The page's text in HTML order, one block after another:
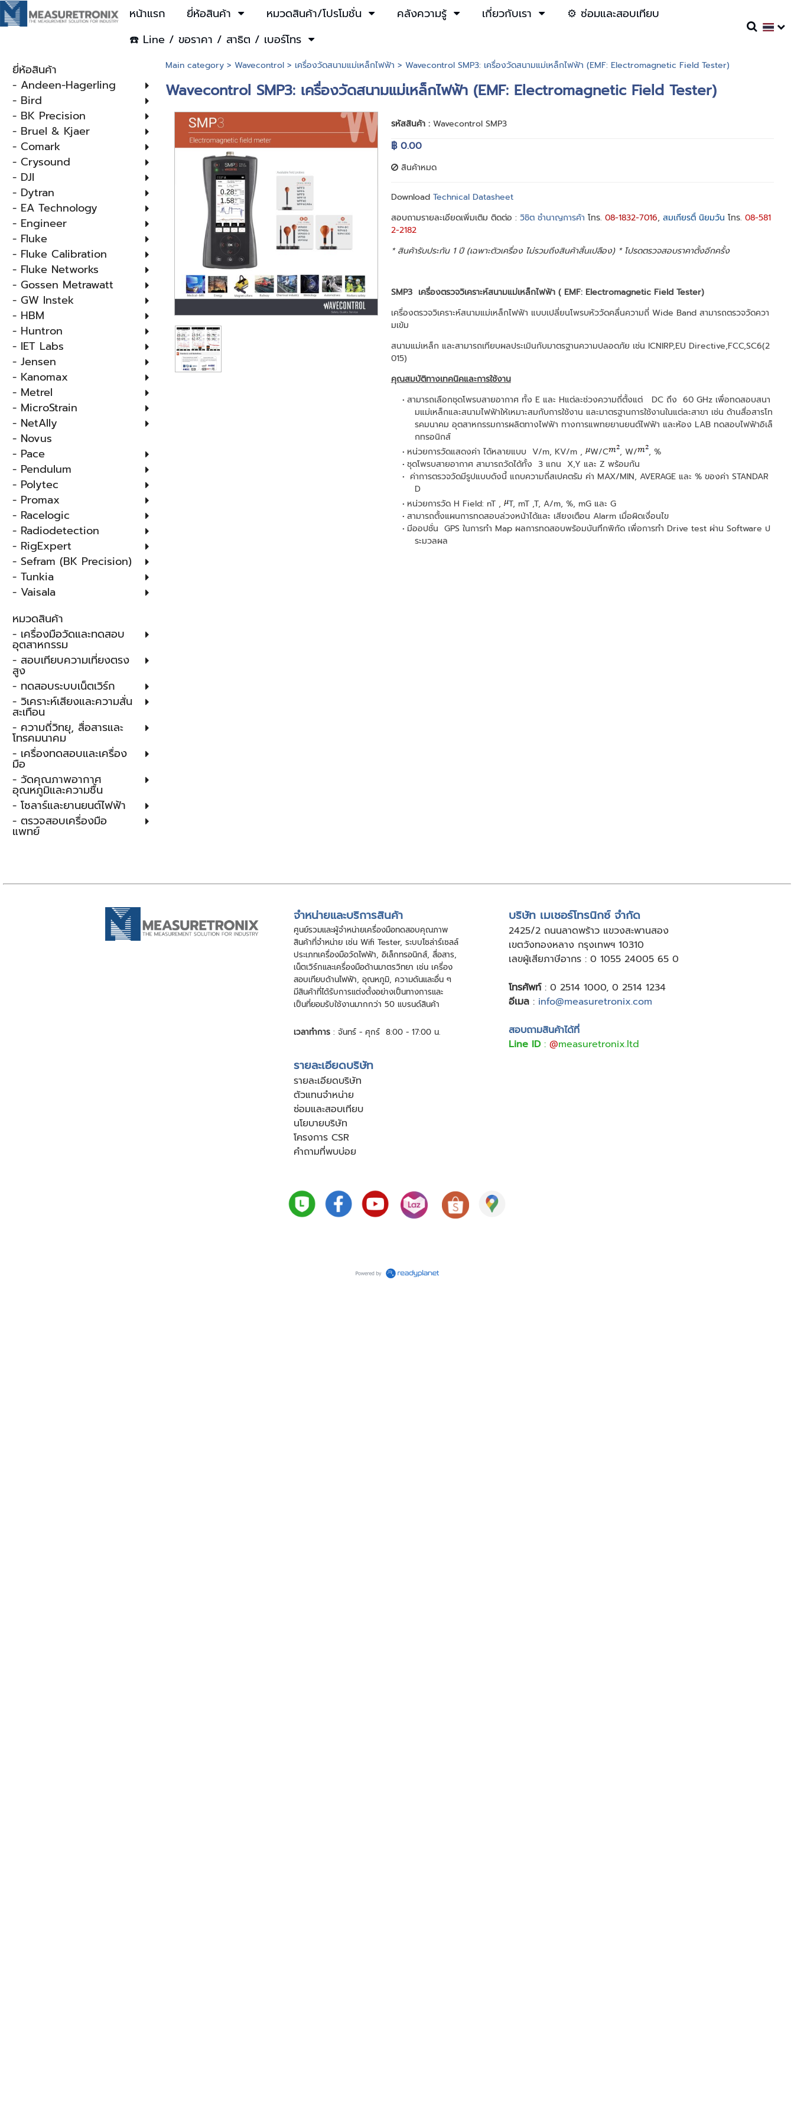
หน้าแรก ยี่ห้อสินค้า หมวดสินค้า/โปรโมชั่น คลังความรู้ เกี่ยวกับเรา
⚙️ ซ่อมและสอบเทียบ
☎️ Line / ขอราคา / สาธิต / เบอร์โทร
ยี่ห้อสินค้า
- Andeen-Hagerling
- Bird
- BK Precision
- Bruel & Kjaer
- Comark
- Crysound
- DJI
- Dytran
- EA Technology
- Engineer
- Fluke
- Fluke Calibration
- Fluke Networks
- Gossen Metrawatt
- GW Instek
- HBM
- Huntron
- IET Labs
- Jensen
- Kanomax
- Metrel
- MicroStrain
- NetAlly
- Novus
- Pace
- Pendulum
- Polytec
- Promax
- Racelogic
- Radiodetection
- RigExpert
- Sefram (BK Precision)
- Tunkia
- Vaisala
หมวดสินค้า
- เครื่องมือวัดและทดสอบ
อุตสาหกรรม
- สอบเทียบความเที่ยงตรง
สูง
- ทดสอบระบบเน็ตเวิร์ก
- วิเคราะห์เสียงและความสั่น
สะเทือน
- ความถี่วิทยุ, สื่อสารและ
โทรคมนาคม
- เครื่องทดสอบและเครื่อง
มือ
- วัดคุณภาพอากาศ
อุณหภูมิและความชื้น
- โซลาร์และยานยนต์ไฟฟ้า
- ตรวจสอบเครื่องมือ
แพทย์
Main category> Wavecontrol> เครื่องวัดสนามแม่เหล็กไฟฟ้า > Wavecontrol SMP3: เครื่องวัดสนามแม่เหล็กไฟฟ้า (EMF: Electromagnetic Field Tester)
Wavecontrol SMP3: เครื่องวัดสนามแม่เหล็กไฟฟ้า (EMF: Electromagnetic Field Tester)
รหัสสินค้า : Wavecontrol SMP3
฿ 0.00
สินค้าหมด
Download Technical Datasheet
สอบถามรายละเอียดเพิ่มเติม ติดต่อ : วิชิต ชำนาญการค้า โทร. 08-1832-7016, สมเกียรติ์ นิยมวัน โทร. 08-581
2-2182
* สินค้ารับประกัน 1 ปี (เฉพาะตัวเครื่อง ไม่รวมถึงสินค้าสิ้นเปลือง) * โปรดตรวจสอบราคาตั้งอีกครั้ง
SMP3 เครื่องตรวจวิเคราะห์สนามแม่เหล็กไฟฟ้า ( EMF: Electromagnetic Field Tester)
เครื่องตรวจวิเคราะห์สนามแม่เหล็กไฟฟ้า แบบเปลี่ยนโพรบหัววัดคลื่นความถี่ Wide Band สามารถตรวจวัดควา
มเข้ม
สนามแม่เหล็ก และสามารถเทียบผลประเมินกับมาตรฐานความปลอดภัย เช่น ICNIRP,EU Directive,FCC,SC6(2
015)
คุณสมบัติทางเทคนิคและการใช้งาน
สามารถเลือกชุดโพรบสายอากาศ ทั้ง E และ Hแต่ละช่วงความถี่ตั้งแต่ DC ถึง 60 GHz เพื่อทดสอบสนา
มแม่เหล็กและสนามไฟฟ้าให้เหมาะสมกับการใช้งาน และมาตรฐานการใช้งานในแต่ละสาขา เช่น ด้านสื่อสารโท
รคมนาคม อุตสาหกรรมการผลิตทางไฟฟ้า ทางการแพทยยานยนต์ไฟฟ้า และห้อง LAB ทดสอบไฟฟ้าอิเล็
กทรอนิกส์
หน่วยการวัดแสดงค่า ได้หลายแบบ V/m, KV/m ,
W/C , W/
, %
ชุดโพรบสายอากาศ สามารถวัดได้ทั้ง 3 แกน X,Y และ Z พร้อมกัน
ค่าการตรวจวัดมีรูปแบบดังนี้ แถบความถี่สเปคตรัม ค่า MAX/MIN, AVERAGE และ % ของค่า STANDAR
D
หน่วยการวัด H Field: nT ,
T, mT ,T, A/m, %, mG และ G
สามารถตั้งแผนการทดสอบล่วงหน้าได้และ เสียงเตือน Alarm เมื่อผิดเงื่อนไข
มีออปชั่น GPS ในการทำ Map ผลการทดสอบพร้อมบันทึกพิกัด เพื่อการทำ Drive test ผ่าน Software ป
ระมวลผล
จําหน่ายและบริการสินค้า
ศูนย์รวมและผู้จําหน่ายเครื่องมือทดสอบคุณภาพ
สินค้าที่จําหน่าย เช่น Wifi Tester, ระบบโซล่าร์เซลล์
ประเภทเครื่องมือวัดไฟฟ้า, อิเล็กทรอนิกส์, สื่อสาร,
เน็ตเวิร์กและเครื่องมือด้านมาตรวิทยา เช่น เครื่อง
สอบเทียบด้านไฟฟ้า, อุณหภูมิ, ความดันและอื่น ๆ
มีสินค้าที่ได้รับการแต่งตั้งอย่างเป็นทางการและ
เป็นที่ยอมรับใช้งานมากกว่า 50 แบรนด์สินค้า
เวลาทำการ : จันทร์ - ศุกร์ 8:00 - 17:00 น.
บริษัท เมเชอร์โทรนิกซ์ จำกัด
2425/2 ถนนลาดพร้าว แขวงสะพานสอง
เขตวังทองหลาง กรุงเทพฯ 10310
เลขผู้เสียภาษีอากร : 0 1055 24005 65 0
โทรศัพท์: 0 2514 1000, 0 2514 1234
อีเมล : info@measuretronix.com
สอบถามสินค้าได้ที่
Line ID: @measuretronix.ltd
รายละเอียดบริษัท
รายละเอียดบริษัท
ตัวแทนจำหน่าย
ซ่อมและสอบเทียบ
นโยบายบริษัท
โครงการ CSR
คำถามที่พบบ่อย